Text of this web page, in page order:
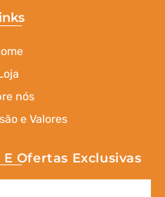
nós
e Valores
Ofertas Exclusivas